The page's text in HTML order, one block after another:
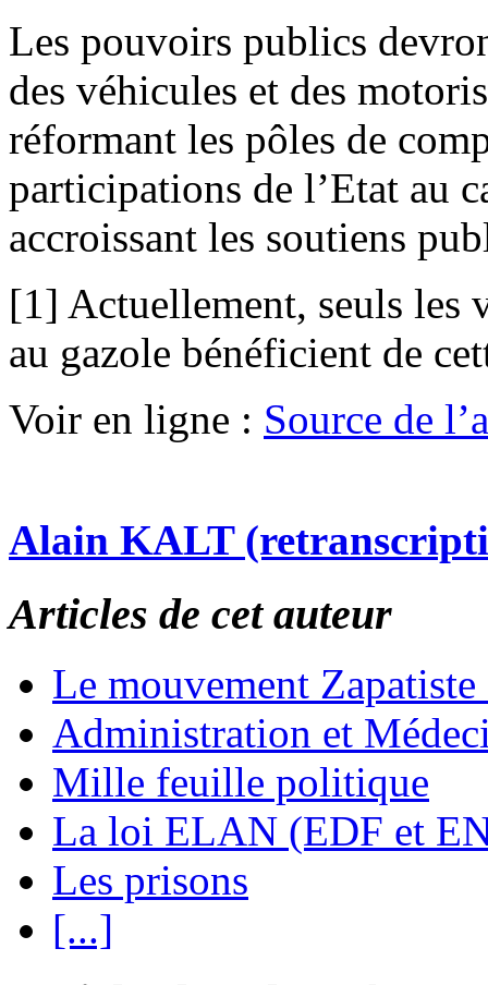
Les pouvoirs publics
des véhicules et des
réformant les pôles de
participations de l’Etat au
accroissant les soutiens
[1] Actuellement, seuls les
au gazole bénéficient de
Voir en ligne : Source de
Alain KALT
Articles de cet auteur
Le mouvement
Administration et
Mille feuille politique
La loi ELAN (EDF et
Les prisons
[...]